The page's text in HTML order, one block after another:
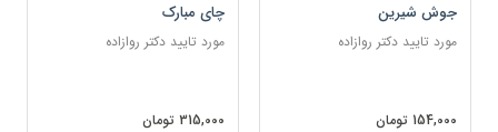
جوش شیرین
مورد تایید دکتر روازاده
154,000 تومان
چای مبارک
مورد تایید دکتر روازاده
315,000 تومان